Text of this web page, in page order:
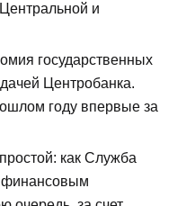
и
государственных
Центробанка.
году впервые за
как Служба
финансовым